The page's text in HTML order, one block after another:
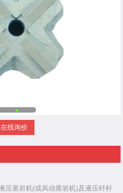
在线询价
压凿岩机(或风动凿岩机)及液压钎杆